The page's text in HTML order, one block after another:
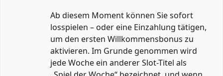
Ab diesem Moment können Sie sofort
losspielen – oder eine Einzahlung tätigen,
um den ersten Willkommensbonus zu
aktivieren. Im Grunde genommen wird
jede Woche ein anderer Slot-Titel als